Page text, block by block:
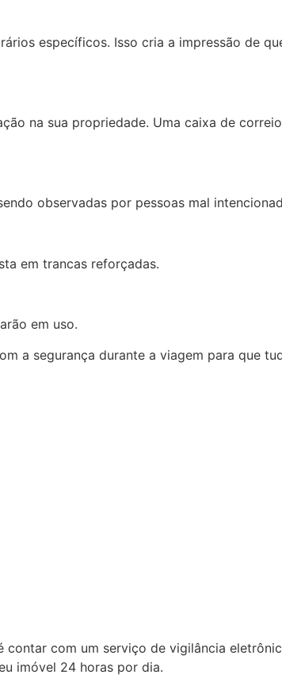
específicos. Isso cria a impressão de
na sua propriedade. Uma caixa de
observadas por pessoas mal
em trancas reforçadas.
em uso.
a segurança durante a viagem para que
com um serviço de vigilância
imóvel 24 horas por dia.